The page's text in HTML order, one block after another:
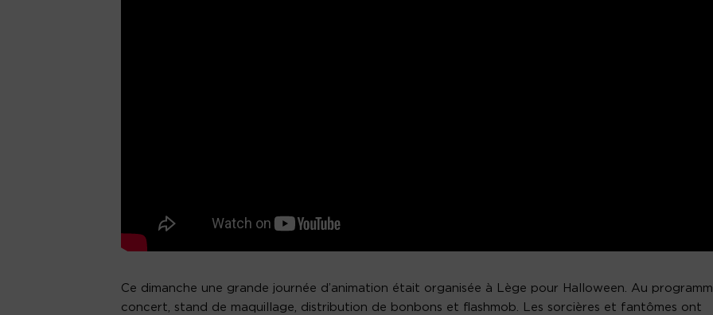
Ce dimanche une grande journée d’animation était organisée à Lège pour Halloween. Au
concert, stand de maquillage, distribution de bonbons et flashmob. Les sorcières et fantômes ont